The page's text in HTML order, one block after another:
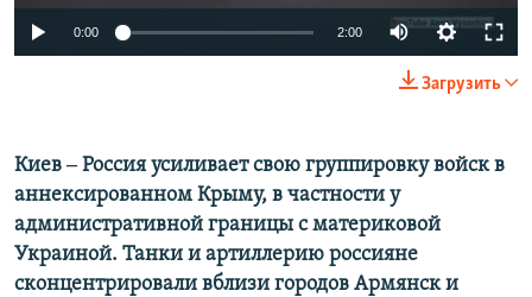
УКРАИНСКАЯ ПРОБЛЕМА КРЫМА
0:00 2:00
Загрузить
Киев ‒ Россия усиливает свою группировку войск в
аннексированном Крыму, в частности у
административной границы с материковой
Украиной. Танки и артиллерию россияне
сконцентрировали вблизи городов Армянск и